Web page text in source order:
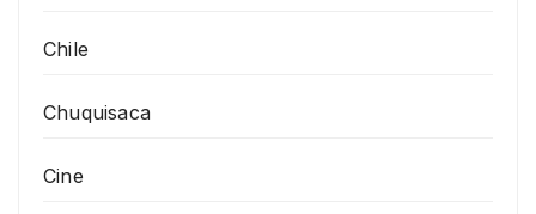
Chile
Chuquisaca
Cine